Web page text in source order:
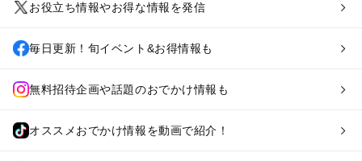
お役立ち情報やお得な情報を発信
毎日更新！旬イベント&お得情報も
無料招待企画や話題のおでかけ情報も
オススメおでかけ情報を動画で紹介！